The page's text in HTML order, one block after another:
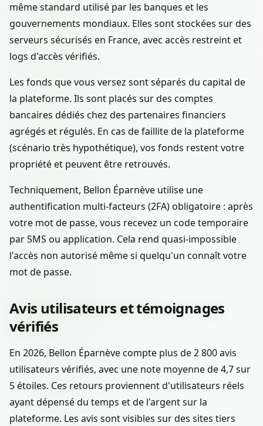
même standard utilisé par les banques et les
gouvernements mondiaux. Elles sont stockées sur des
serveurs sécurisés en France, avec accès restreint et
logs d'accès vérifiés.
Les fonds que vous versez sont séparés du capital de
la plateforme. Ils sont placés sur des comptes
bancaires dédiés chez des partenaires financiers
agrégés et régulés. En cas de faillite de la plateforme
(scénario très hypothétique), vos fonds restent votre
propriété et peuvent être retrouvés.
Techniquement, Bellon Éparnève utilise une
authentification multi-facteurs (2FA) obligatoire : après
votre mot de passe, vous recevez un code temporaire
par SMS ou application. Cela rend quasi-impossible
l'accès non autorisé même si quelqu'un connaît votre
mot de passe.
Avis utilisateurs et témoignages
vérifiés
En 2026, Bellon Éparnève compte plus de 2 800 avis
utilisateurs vérifiés, avec une note moyenne de 4,7 sur
5 étoiles. Ces retours proviennent d'utilisateurs réels
ayant dépensé du temps et de l'argent sur la
plateforme. Les avis sont visibles sur des sites tiers